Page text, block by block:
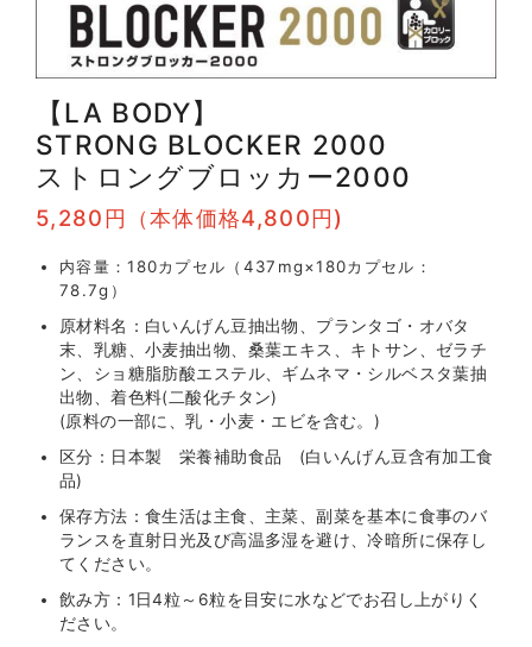
【LA BODY】
STRONG BLOCKER 2000
ストロングブロッカー2000
5,280円（本体価格4,800円)
内容量：180カプセル（437mg×180カプセル：
78.7g）
原材料名：白いんげん豆抽出物、プランタゴ・オバタ
末、乳糖、小麦抽出物、桑葉エキス、キトサン、ゼラチ
ン、ショ糖脂肪酸エステル、ギムネマ・シルベスタ葉抽
出物、着色料(二酸化チタン)
(原料の一部に、乳・小麦・エビを含む。)
区分：日本製 栄養補助食品 (白いんげん豆含有加工食
品)
保存方法：食生活は主食、主菜、副菜を基本に食事のバ
ランスを直射日光及び高温多湿を避け、冷暗所に保存し
てください。
飲み方：1日4粒～6粒を目安に水などでお召し上がりく
ださい。